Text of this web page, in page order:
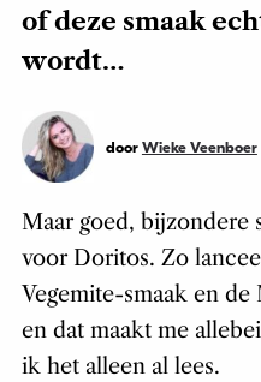
of deze smaak
wordt…
door Wieke Veenboer
Maar goed, bijzondere
voor Doritos. Zo
Vegemite-smaak en
en dat maakt me
ik het alleen al lees.